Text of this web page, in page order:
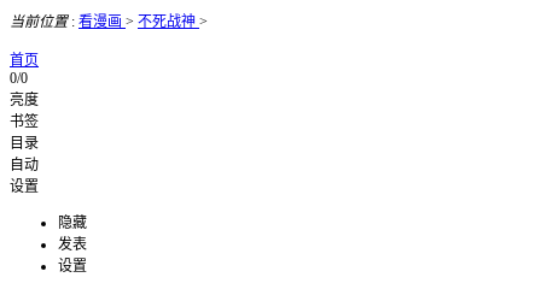
当前位置: 看漫画 > 不死战神 >
首页
0/0
亮度
书签
目录
自动
设置
隐藏
发表
设置